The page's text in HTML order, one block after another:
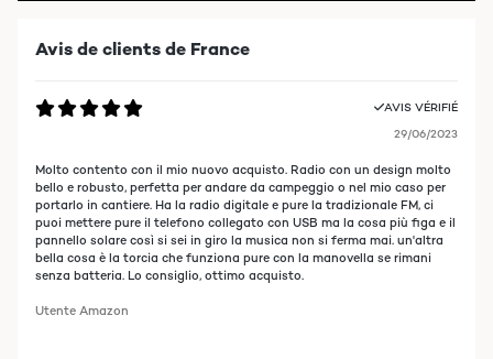
Avis de clients de France
AVIS VÉRIFIÉ
29/06/2023
Molto contento con il mio nuovo acquisto. Radio con un design molto
bello e robusto, perfetta per andare da campeggio o nel mio caso per
portarlo in cantiere. Ha la radio digitale e pure la tradizionale FM, ci
puoi mettere pure il telefono collegato con USB ma la cosa più figa e il
pannello solare così si sei in giro la musica non si ferma mai. un'altra
bella cosa è la torcia che funziona pure con la manovella se rimani
senza batteria. Lo consiglio, ottimo acquisto.
Utente Amazon